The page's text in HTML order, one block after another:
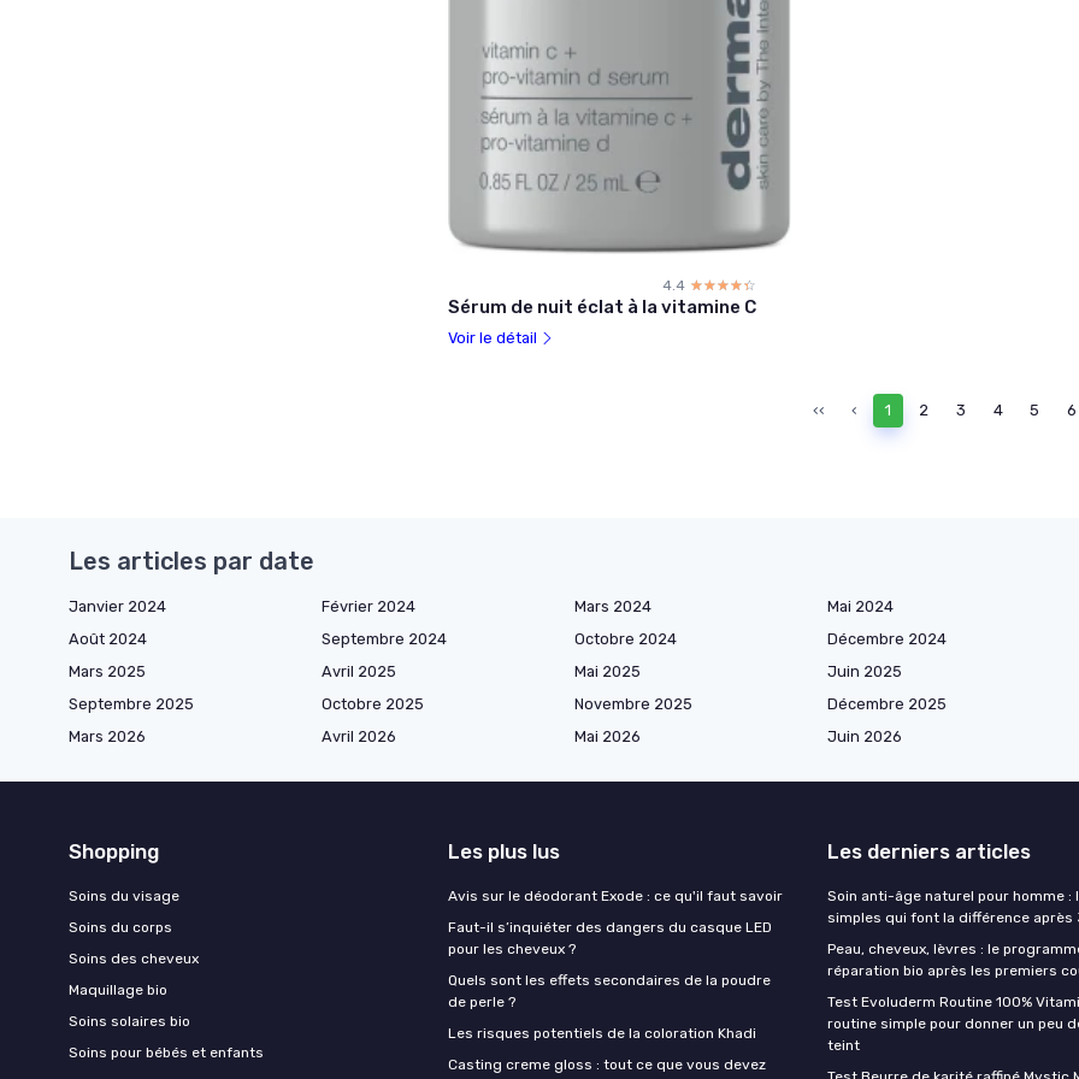
4.4 ☆☆☆☆☆
★★★★★
Sérum de nuit éclat à la vitamine C
Voir le détail
‹‹ ‹ 1 2 3 4 5 6
Les articles par date
Janvier 2024 Février 2024 Mars 2024 Mai 2024
Août 2024
Septembre 2024 Octobre 2024 Décembre 2024
Mars 2025
Avril 2025 Mai 2025 Juin 2025
Septembre 2025
Octobre 2025 Novembre 2025 Décembre 2025
Mars 2026
Avril 2026 Mai 2026 Juin 2026
Shopping
Soins du visage
Soins du corps
Soins des cheveux
Maquillage bio
Soins solaires bio
Soins pour bébés et enfants
Les plus lus
Avis sur le déodorant Exode : ce qu'il faut savoir
Faut-il s’inquiéter des dangers du casque LED
pour les cheveux ?
Quels sont les effets secondaires de la poudre
de perle ?
Les risques potentiels de la coloration Khadi
Casting creme gloss : tout ce que vous devez
Les derniers articles
Soin anti-âge naturel pour homme :
simples qui font la différence après
Peau, cheveux, lèvres : le
réparation bio après les premiers
Test Evoluderm Routine 100%
routine simple pour donner un peu
teint